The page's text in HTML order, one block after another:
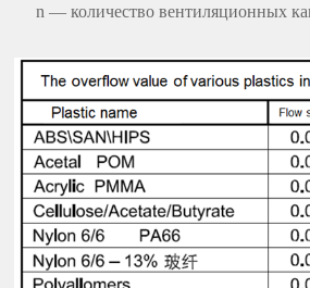
n — количество вентиляционных